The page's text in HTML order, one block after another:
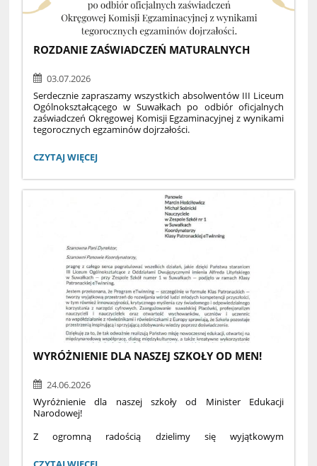
ROZDANIE ZAŚWIADCZEŃ MATURALNYCH
03.07.2026
Serdecznie zapraszamy wszystkich absolwentów III Liceum
Ogólnokształcącego w Suwałkach po odbiór oficjalnych
zaświadczeń Okręgowej Komisji Egzaminacyjnej z wynikami
tegorocznych egzaminów dojrzałości.
8 lipca 2026, godz. 10
ROZDANIE
MATURALNYCH:
CZYTAJ WIĘCEJ
WYRÓŻNIENIE DLA NASZEJ SZKOŁY OD MEN!
24.06.2026
Wyróżnienie dla naszej szkoły od Minister Edukacji
Narodowej!
Z ogromną radością dzielimy się wyjątkowym
trafił na ręce dyrekcji oraz nauczycieli koordynatorów Klasy
WYRÓŻNIENIE